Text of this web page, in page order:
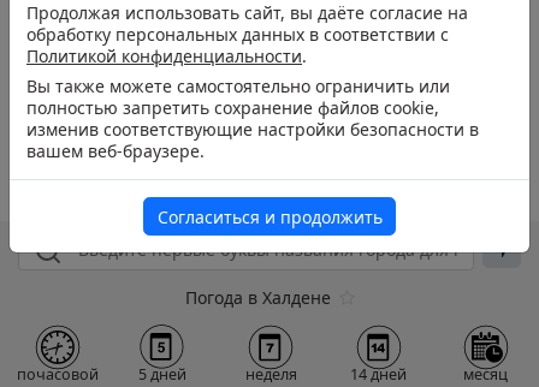
Погода в Халдене
почасовой 5 дней неделя 14 дней месяц
Продолжая использовать сайт, вы даёте согласие на
обработку персональных данных в соответствии с
Политикой конфиденциальности.
Вы также можете самостоятельно ограничить или
полностью запретить сохранение файлов cookie,
изменив соответствующие настройки безопасности в
вашем веб-браузере.
Согласиться и продолжить